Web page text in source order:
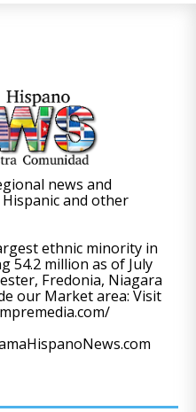
news and
and other
ethnic minority in
54.2 million as of July
Fredonia, Niagara
our Market area: Visit